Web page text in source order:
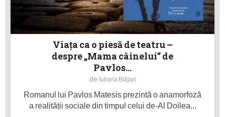
Viața ca o piesă de teatru –
despre „Mama câinelui” de
Pavlos...
de Iuliana Blăjan
Romanul lui Pavlos Matesis prezintă o anamorfoză
a realității sociale din timpul celui de-Al Doilea...